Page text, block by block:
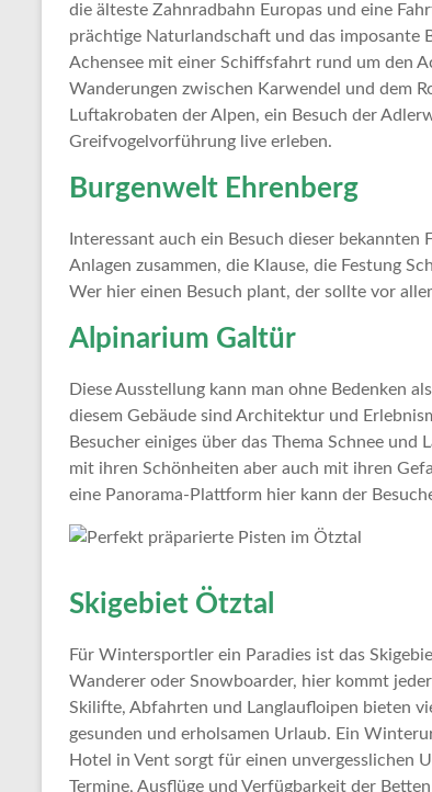
die älteste Zahnradbahn Europas und eine
prächtige Naturlandschaft und das imposante
Achensee mit einer Schiffsfahrt rund um den
Wanderungen zwischen Karwendel und dem
Luftakrobaten der Alpen, ein Besuch der
Greifvogelvorführung live erleben.
Burgenwelt Ehrenberg
Interessant auch ein Besuch dieser
Anlagen zusammen, die Klause, die Festung
Wer hier einen Besuch plant, der sollte vor
Alpinarium Galtür
Diese Ausstellung kann man ohne Bedenken
diesem Gebäude sind Architektur und
Besucher einiges über das Thema Schnee
mit ihren Schönheiten aber auch mit ihren
eine Panorama-Plattform hier kann der
Skigebiet Ötztal
Für Wintersportler ein Paradies ist das
Wanderer oder Snowboarder, hier kommt
Skilifte, Abfahrten und Langlaufloipen bieten
gesunden und erholsamen Urlaub. Ein
Hotel in Vent sorgt für einen unvergesslichen
Termine, Ausflüge und Verfügbarkeit der